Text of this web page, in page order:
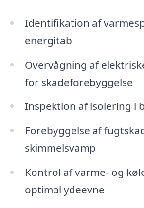
Identifikation af
energitab
Overvågning af
for skadeforebyggelse
Inspektion af isolering i
Forebyggelse af
skimmelsvamp
Kontrol af varme- og
optimal ydeevne